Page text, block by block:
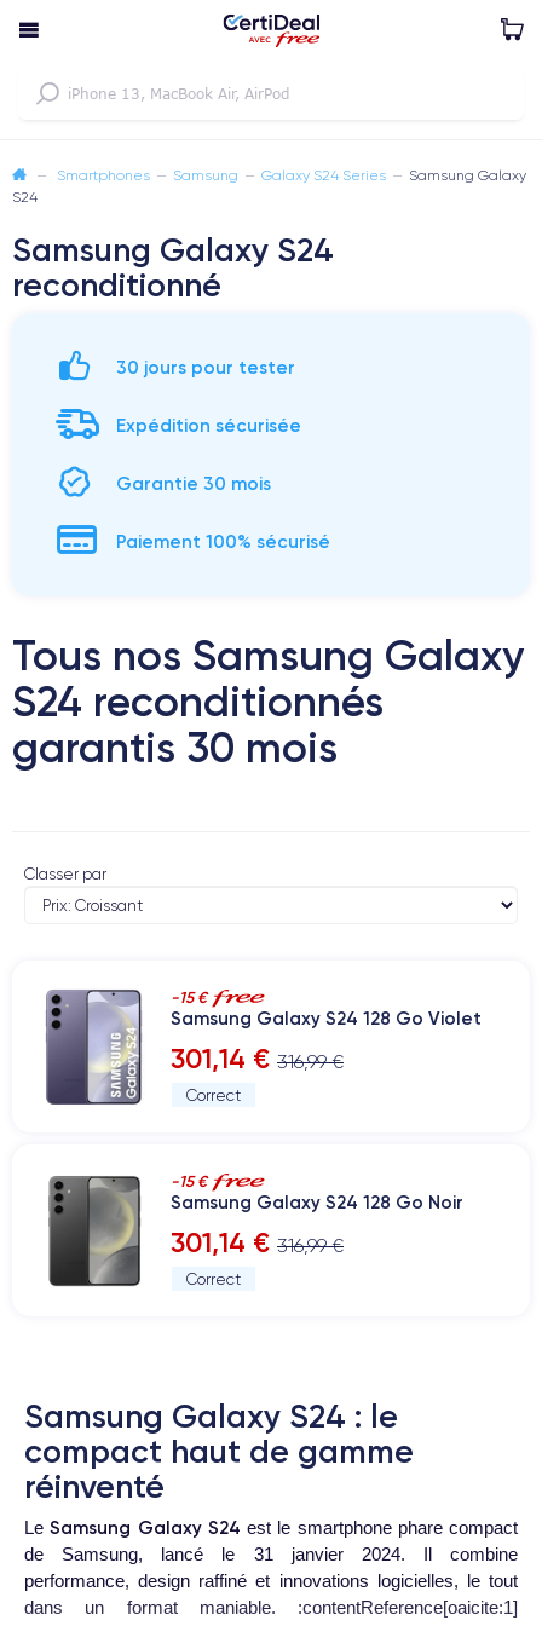
— Smartphones — Samsung — Galaxy S24 Series — Samsung Galaxy
S24
Samsung Galaxy S24
reconditionné
30 jours pour tester
Expédition sécurisée
Garantie 30 mois
Paiement 100% sécurisé
Tous nos Samsung Galaxy
S24 reconditionnés
garantis 30 mois
Classer par
-15 €
Samsung Galaxy S24 128 Go Violet
301,14 € 316,99 €
Correct
-15 €
Samsung Galaxy S24 128 Go Noir
301,14 € 316,99 €
Correct
Samsung Galaxy S24 : le
compact haut de gamme
réinventé
LeSamsung Galaxy S24 est le smartphone phare compact
de Samsung, lancé le 31 janvier 2024. Il combine
performance, design raffiné et innovations logicielles, le tout
dans un format maniable. :contentReference[oaicite:1]